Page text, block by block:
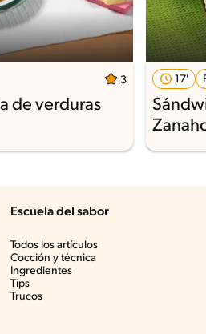
3
de verduras
17'
Escuela del sabor
Todos los artículos
Cocción y técnica
Ingredientes
Tips
Trucos